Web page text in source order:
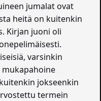
jumalat ovat
heitä on kuitenkin
Kirjan juoni oli
varsinkin
jokseenkin
termein